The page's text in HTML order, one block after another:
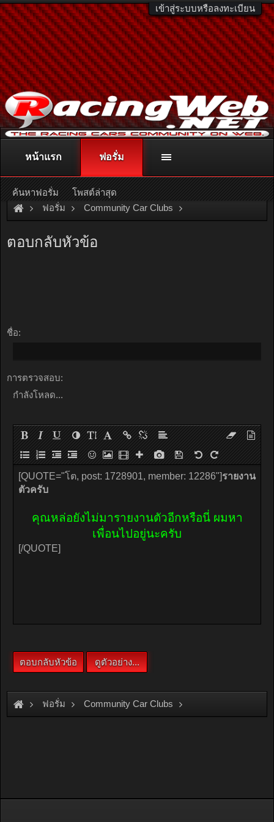
เข้าสู่ระบบหรือลงทะเบียน
ติดต่อลงโฆษณา racingweb@gmail.comหรือโทร. 081-811-1138
หรืออ่านรายละเอียดเพิ่มเติม คลิกที่นี่
ฟอรั่ม Community Car Clubs
ตอบกลับหัวข้อ
ชื่อ:
การตรวจสอบ:
กำลังโหลด...
ฟอรั่ม Community Car Clubs
หน้าแรก ฟอรั่ม
ค้นหาฟอรั่ม โพสต์ล่าสุด